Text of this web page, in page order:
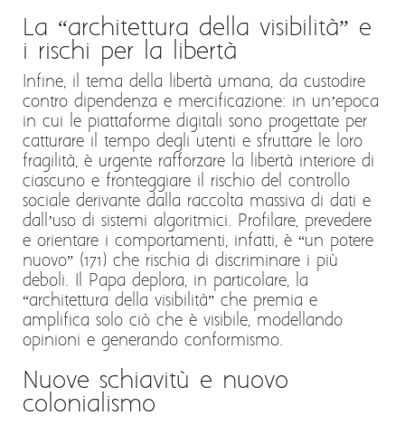
La “architettura della visibilità” e
i rischi per la libertà
Infine, il tema della libertà umana, da custodire
contro dipendenza e mercificazione: in un’epoca
in cui le piattaforme digitali sono progettate per
catturare il tempo degli utenti e sfruttare le loro
fragilità, è urgente rafforzare la libertà interiore di
ciascuno e fronteggiare il rischio del controllo
sociale derivante dalla raccolta massiva di dati e
dall’uso di sistemi algoritmici. Profilare, prevedere
e orientare i comportamenti, infatti, è “un potere
nuovo” (171) che rischia di discriminare i più
deboli. Il Papa deplora, in particolare, la
“architettura della visibilità” che premia e
amplifica solo ciò che è visibile, modellando
opinioni e generando conformismo.
Nuove schiavitù e nuovo
colonialismo